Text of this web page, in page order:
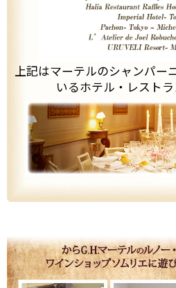
上記はマーテルのシャンパー
いるホテル・レストラ